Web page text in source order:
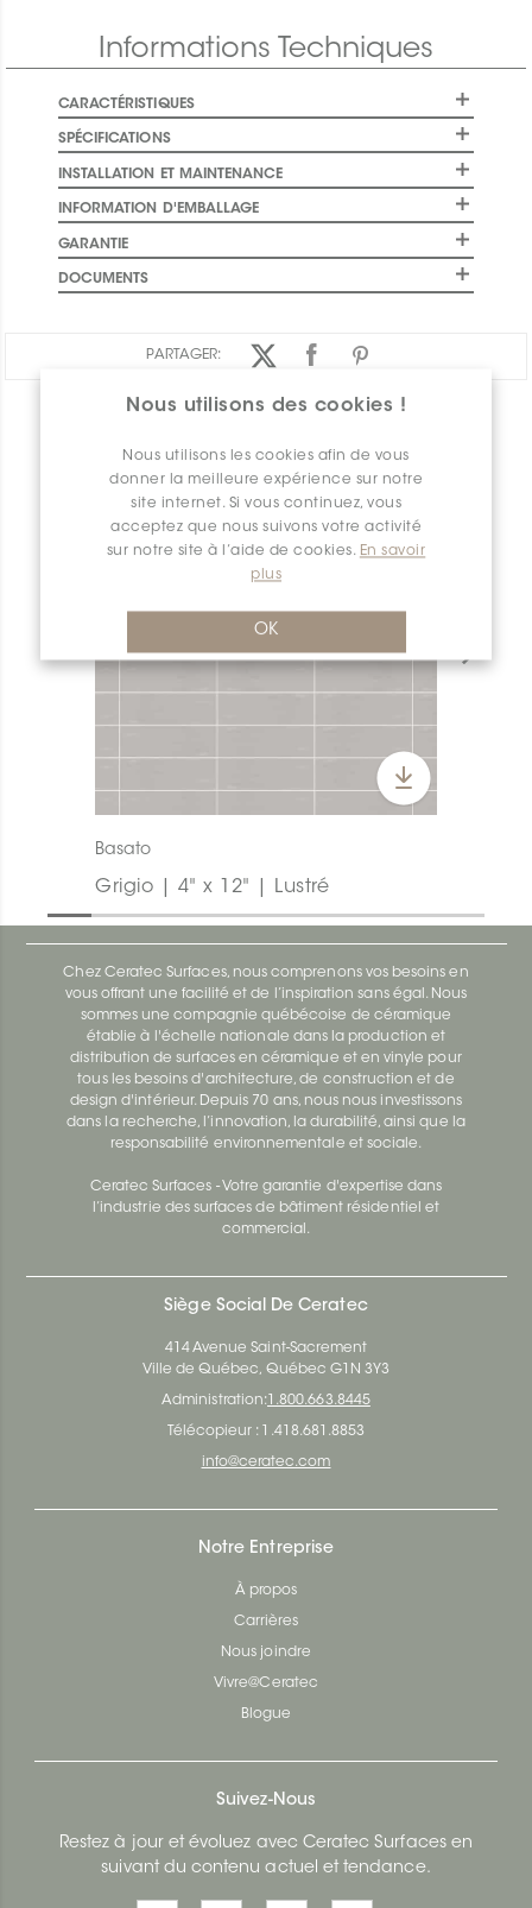
Nous utilisons des cookies !
Nous utilisons les cookies afin de vous
donner la meilleure expérience sur notre
site internet. Si vous continuez, vous
acceptez que nous suivons votre activité
sur notre site à l’aide de cookies. En savoir
plus
OK
Informations Techniques
CARACTÉRISTIQUES
SPÉCIFICATIONS
INSTALLATION ET MAINTENANCE
INFORMATION D'EMBALLAGE
GARANTIE
DOCUMENTS
PARTAGER:
Basato
Grigio | 4" x 12" | Lustré
Chez Ceratec Surfaces, nous comprenons vos besoins en
vous offrant une facilité et de l’inspiration sans égal. Nous
sommes une compagnie québécoise de céramique
établie à l'échelle nationale dans la production et
distribution de surfaces en céramique et en vinyle pour
tous les besoins d'architecture, de construction et de
design d'intérieur. Depuis 70 ans, nous nous investissons
dans la recherche, l’innovation, la durabilité, ainsi que la
responsabilité environnementale et sociale.
Ceratec Surfaces - Votre garantie d'expertise dans
l’industrie des surfaces de bâtiment résidentiel et
commercial.
Siège Social De Ceratec
414 Avenue Saint-Sacrement
Ville de Québec, Québec G1N 3Y3
Administration: 1.800.663.8445
Télécopieur : 1.418.681.8853
info@ceratec.com
Notre Entreprise
À propos
Carrières
Nous joindre
Vivre@Ceratec
Blogue
Suivez-Nous
Restez à jour et évoluez avec Ceratec Surfaces en
suivant du contenu actuel et tendance.